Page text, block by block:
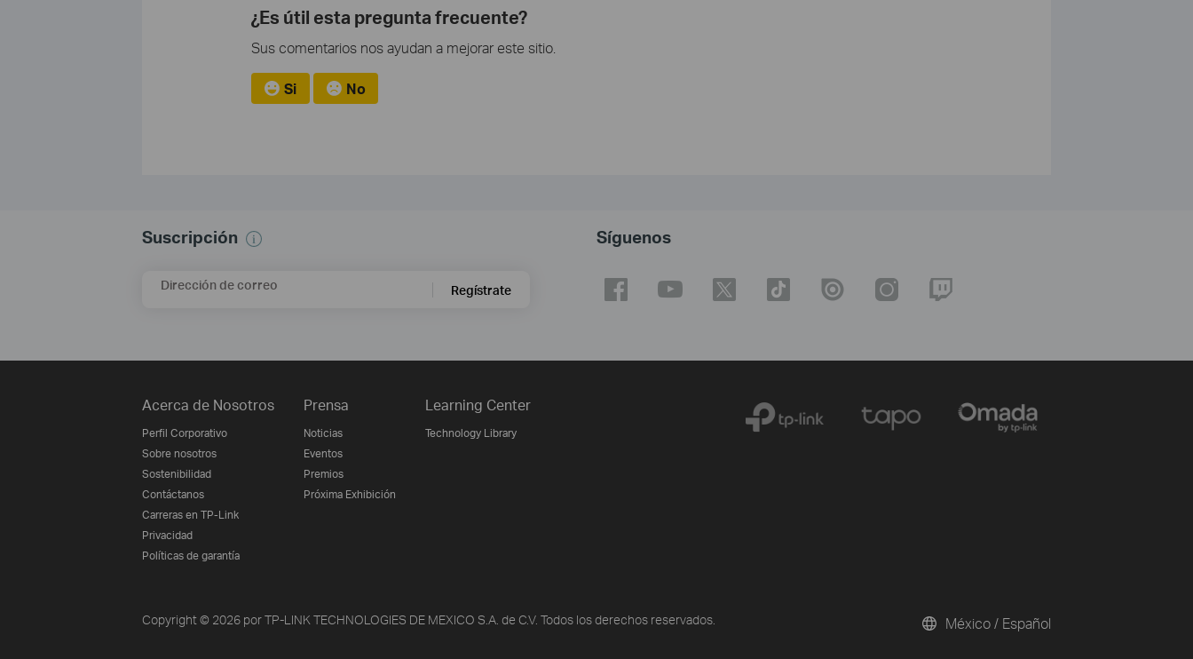
¿Es útil esta pregunta frecuente?
Sus comentarios nos ayudan a mejorar este sitio.
Si No
Suscripción
Dirección de correo Regístrate
Síguenos
Acerca de Nosotros
Perfil Corporativo
Sobre nosotros
Sostenibilidad
Contáctanos
Carreras en TP-Link
Privacidad
Políticas de garantía
Prensa
Noticias
Eventos
Premios
Próxima Exhibición
Learning Center
Technology Library
Copyright © 2026 por TP-LINK TECHNOLOGIES DE MEXICO S.A. de C.V. Todos los derechos reservados. México / Español